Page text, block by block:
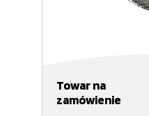
Towar na
zamówienie